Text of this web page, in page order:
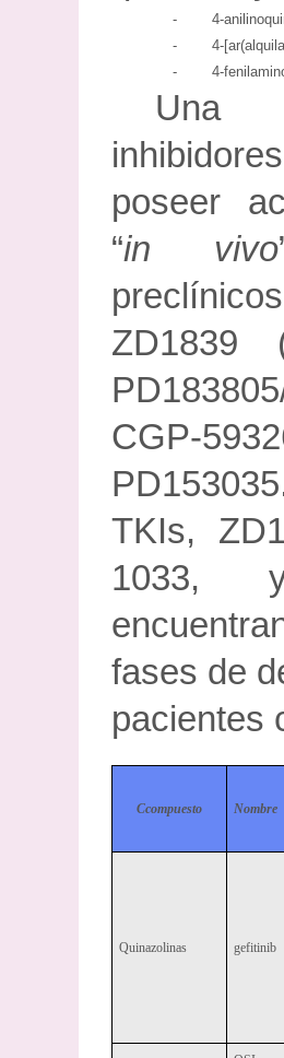
- 4-
- 4-
- 4-
Una
poseer
“in vivo
ZD1839
CGP-
TKIs,
1033,
fases de
pacientes
Ccompuesto Nombre
Quinazolinas gefitinib